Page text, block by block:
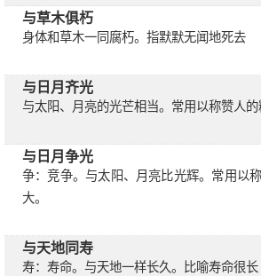
与草木俱朽
身体和草木一同腐朽。指默默无闻地死去
与日月齐光
与太阳、月亮的光芒相当。常用以称赞人的
与日月争光
争：竞争。与太阳、月亮比光辉。常用以
大。
与天地同寿
寿：寿命。与天地一样长久。比喻寿命很长